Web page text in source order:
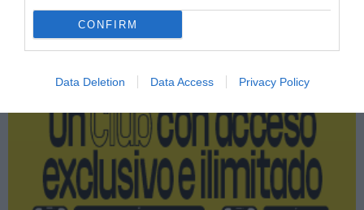
CONFIRM
Data Deletion Data Access Privacy Policy